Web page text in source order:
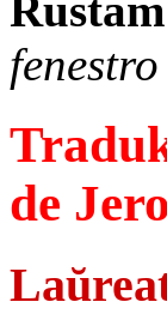
fenestro
de